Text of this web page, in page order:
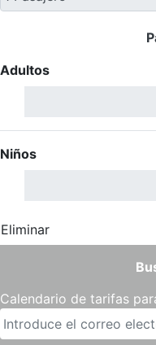
Adultos
Niños
Eliminar
Calendario de tarifas